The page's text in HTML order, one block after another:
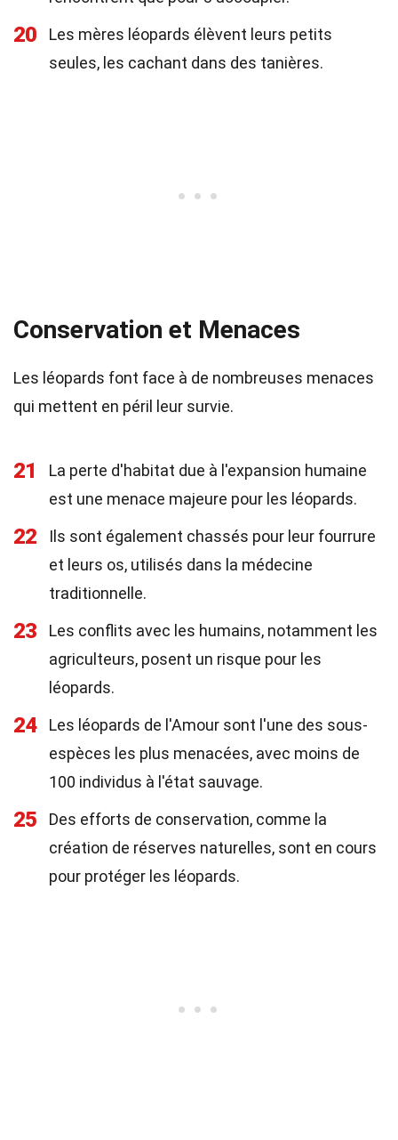
20
Les mères léopards élèvent leurs petits
seules, les cachant dans des tanières.
Conservation et Menaces
Les léopards font face à de nombreuses menaces
qui mettent en péril leur survie.
21
La perte d'habitat due à l'expansion humaine
est une menace majeure pour les léopards.
22
Ils sont également chassés pour leur fourrure
et leurs os, utilisés dans la médecine
traditionnelle.
23
Les conflits avec les humains, notamment les
agriculteurs, posent un risque pour les
léopards.
24
Les léopards de l'Amour sont l'une des sous-
espèces les plus menacées, avec moins de
100 individus à l'état sauvage.
25
Des efforts de conservation, comme la
création de réserves naturelles, sont en cours
pour protéger les léopards.